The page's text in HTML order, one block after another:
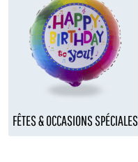
FÊTES & OCCASIONS SPÉCIALES